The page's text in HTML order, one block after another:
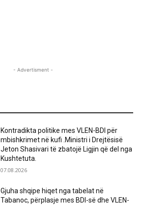
- Advertisment -
Kontradikta politike mes VLEN-BDI për
mbishkrimet në kufi .Ministri i Drejtësisë
Jeton Shasivari të zbatojë Ligjin që del nga
Kushtetuta.
07.08.2026
Gjuha shqipe hiqet nga tabelat në
Tabanoc, përplasje mes BDI-së dhe VLEN-